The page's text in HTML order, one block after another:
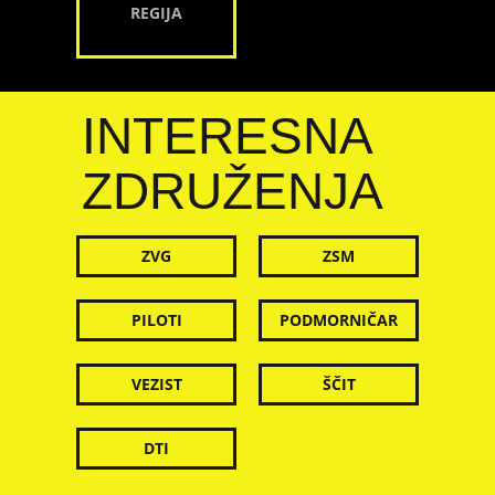
REGIJA
INTERESNA
ZDRUŽENJA
ZVG ZSM
PILOTI PODMORNIČAR
VEZIST ŠČIT
DTI